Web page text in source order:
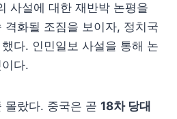
사설에 대한 재반박 논평을
격화될 조짐을 보이자, 정치국
다. 인민일보 사설을 통해 논
다.
몰랐다. 중국은 곧 18차 당대